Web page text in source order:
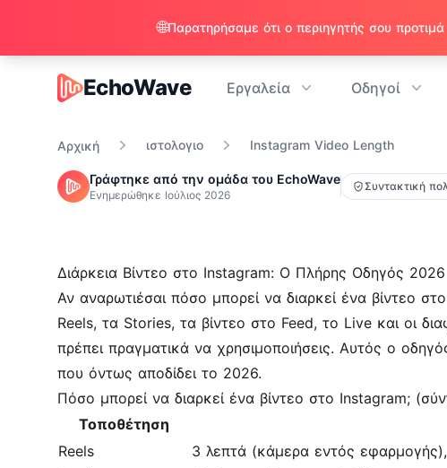
EchoWave
EchoWave Εργαλεία Οδηγοί
Αρχική ιστολογιο Instagram Video Length
Γράφτηκε από την ομάδα του EchoWave
Ενημερώθηκε Ιούλιος 2026
Συντακτική
Διάρκεια Βίντεο στο Instagram: Ο Πλήρης Οδηγός 2026
Αν αναρωτιέσαι πόσο μπορεί να διαρκεί ένα βίντεο
Reels, τα Stories, τα βίντεο στο Feed, το Live και οι
πρέπει πραγματικά να χρησιμοποιήσεις. Αυτός ο
που όντως αποδίδει το 2026.
Πόσο μπορεί να διαρκεί ένα βίντεο στο Instagram;
Τοποθέτηση
Reels
3 λεπτά (κάμερα εντός
🌐